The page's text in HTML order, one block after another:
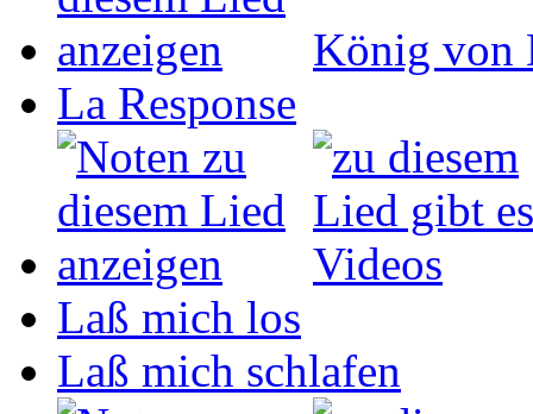
König von
La Response
Laß mich los
Laß mich schlafen